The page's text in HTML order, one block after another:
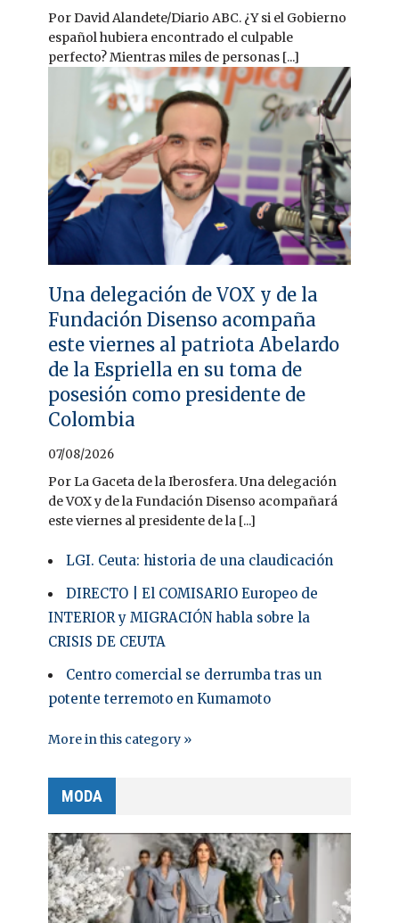
Por David Alandete/Diario ABC. ¿Y si el Gobierno
español hubiera encontrado el culpable
perfecto? Mientras miles de personas [...]
Una delegación de VOX y de la
Fundación Disenso acompaña
este viernes al patriota Abelardo
de la Espriella en su toma de
posesión como presidente de
Colombia
07/08/2026
Por La Gaceta de la Iberosfera. Una delegación
de VOX y de la Fundación Disenso acompañará
este viernes al presidente de la [...]
LGI. Ceuta: historia de una claudicación
DIRECTO | El COMISARIO Europeo de
INTERIOR y MIGRACIÓN habla sobre la
CRISIS DE CEUTA
Centro comercial se derrumba tras un
potente terremoto en Kumamoto
More in this category »
MODA